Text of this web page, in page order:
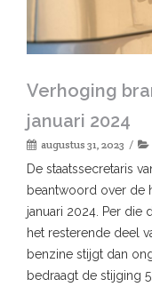
Verhoging
januari 2024
augustus 31, 2023
De staatssecretaris
beantwoord over de
januari 2024. Per die
het resterende deel
benzine stijgt dan
bedraagt de stijging